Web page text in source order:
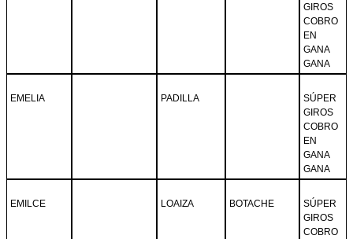
GIROS
COBRO
EN
GANA
GANA
EMELIA PADILLA
SÚPER
GIROS
COBRO
EN
GANA
GANA
EMILCE LOAIZA BOTACHE
SÚPER
GIROS
COBRO